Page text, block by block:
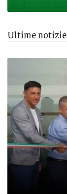
Ultime notizie